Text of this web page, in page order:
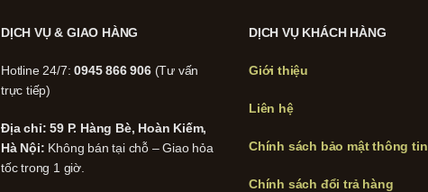
DỊCH VỤ & GIAO HÀNG
Hotline 24/7:0945 866 906(Tư vấn
trực tiếp)
Địa chỉ: 59 P. Hàng Bè, Hoàn Kiếm,
Hà Nội: Không bán tại chỗ – Giao hỏa
tốc trong 1 giờ.
DỊCH VỤ KHÁCH HÀNG
Giới thiệu
Liên hệ
Chính sách bảo mật thông tin
Chính sách đổi trả hàng